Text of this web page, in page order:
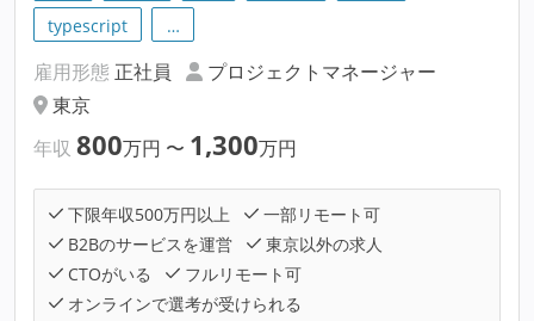
typescript
…
雇用形態 正社員
プロジェクトマネージャー
東京
年収 800万円 〜 1,300万円
下限年収500万円以上
一部リモート可
B2Bのサービスを運営
東京以外の求人
CTOがいる
フルリモート可
オンラインで選考が受けられる